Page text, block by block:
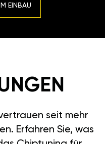
EINBAU
seit mehr
Erfahren Sie, was